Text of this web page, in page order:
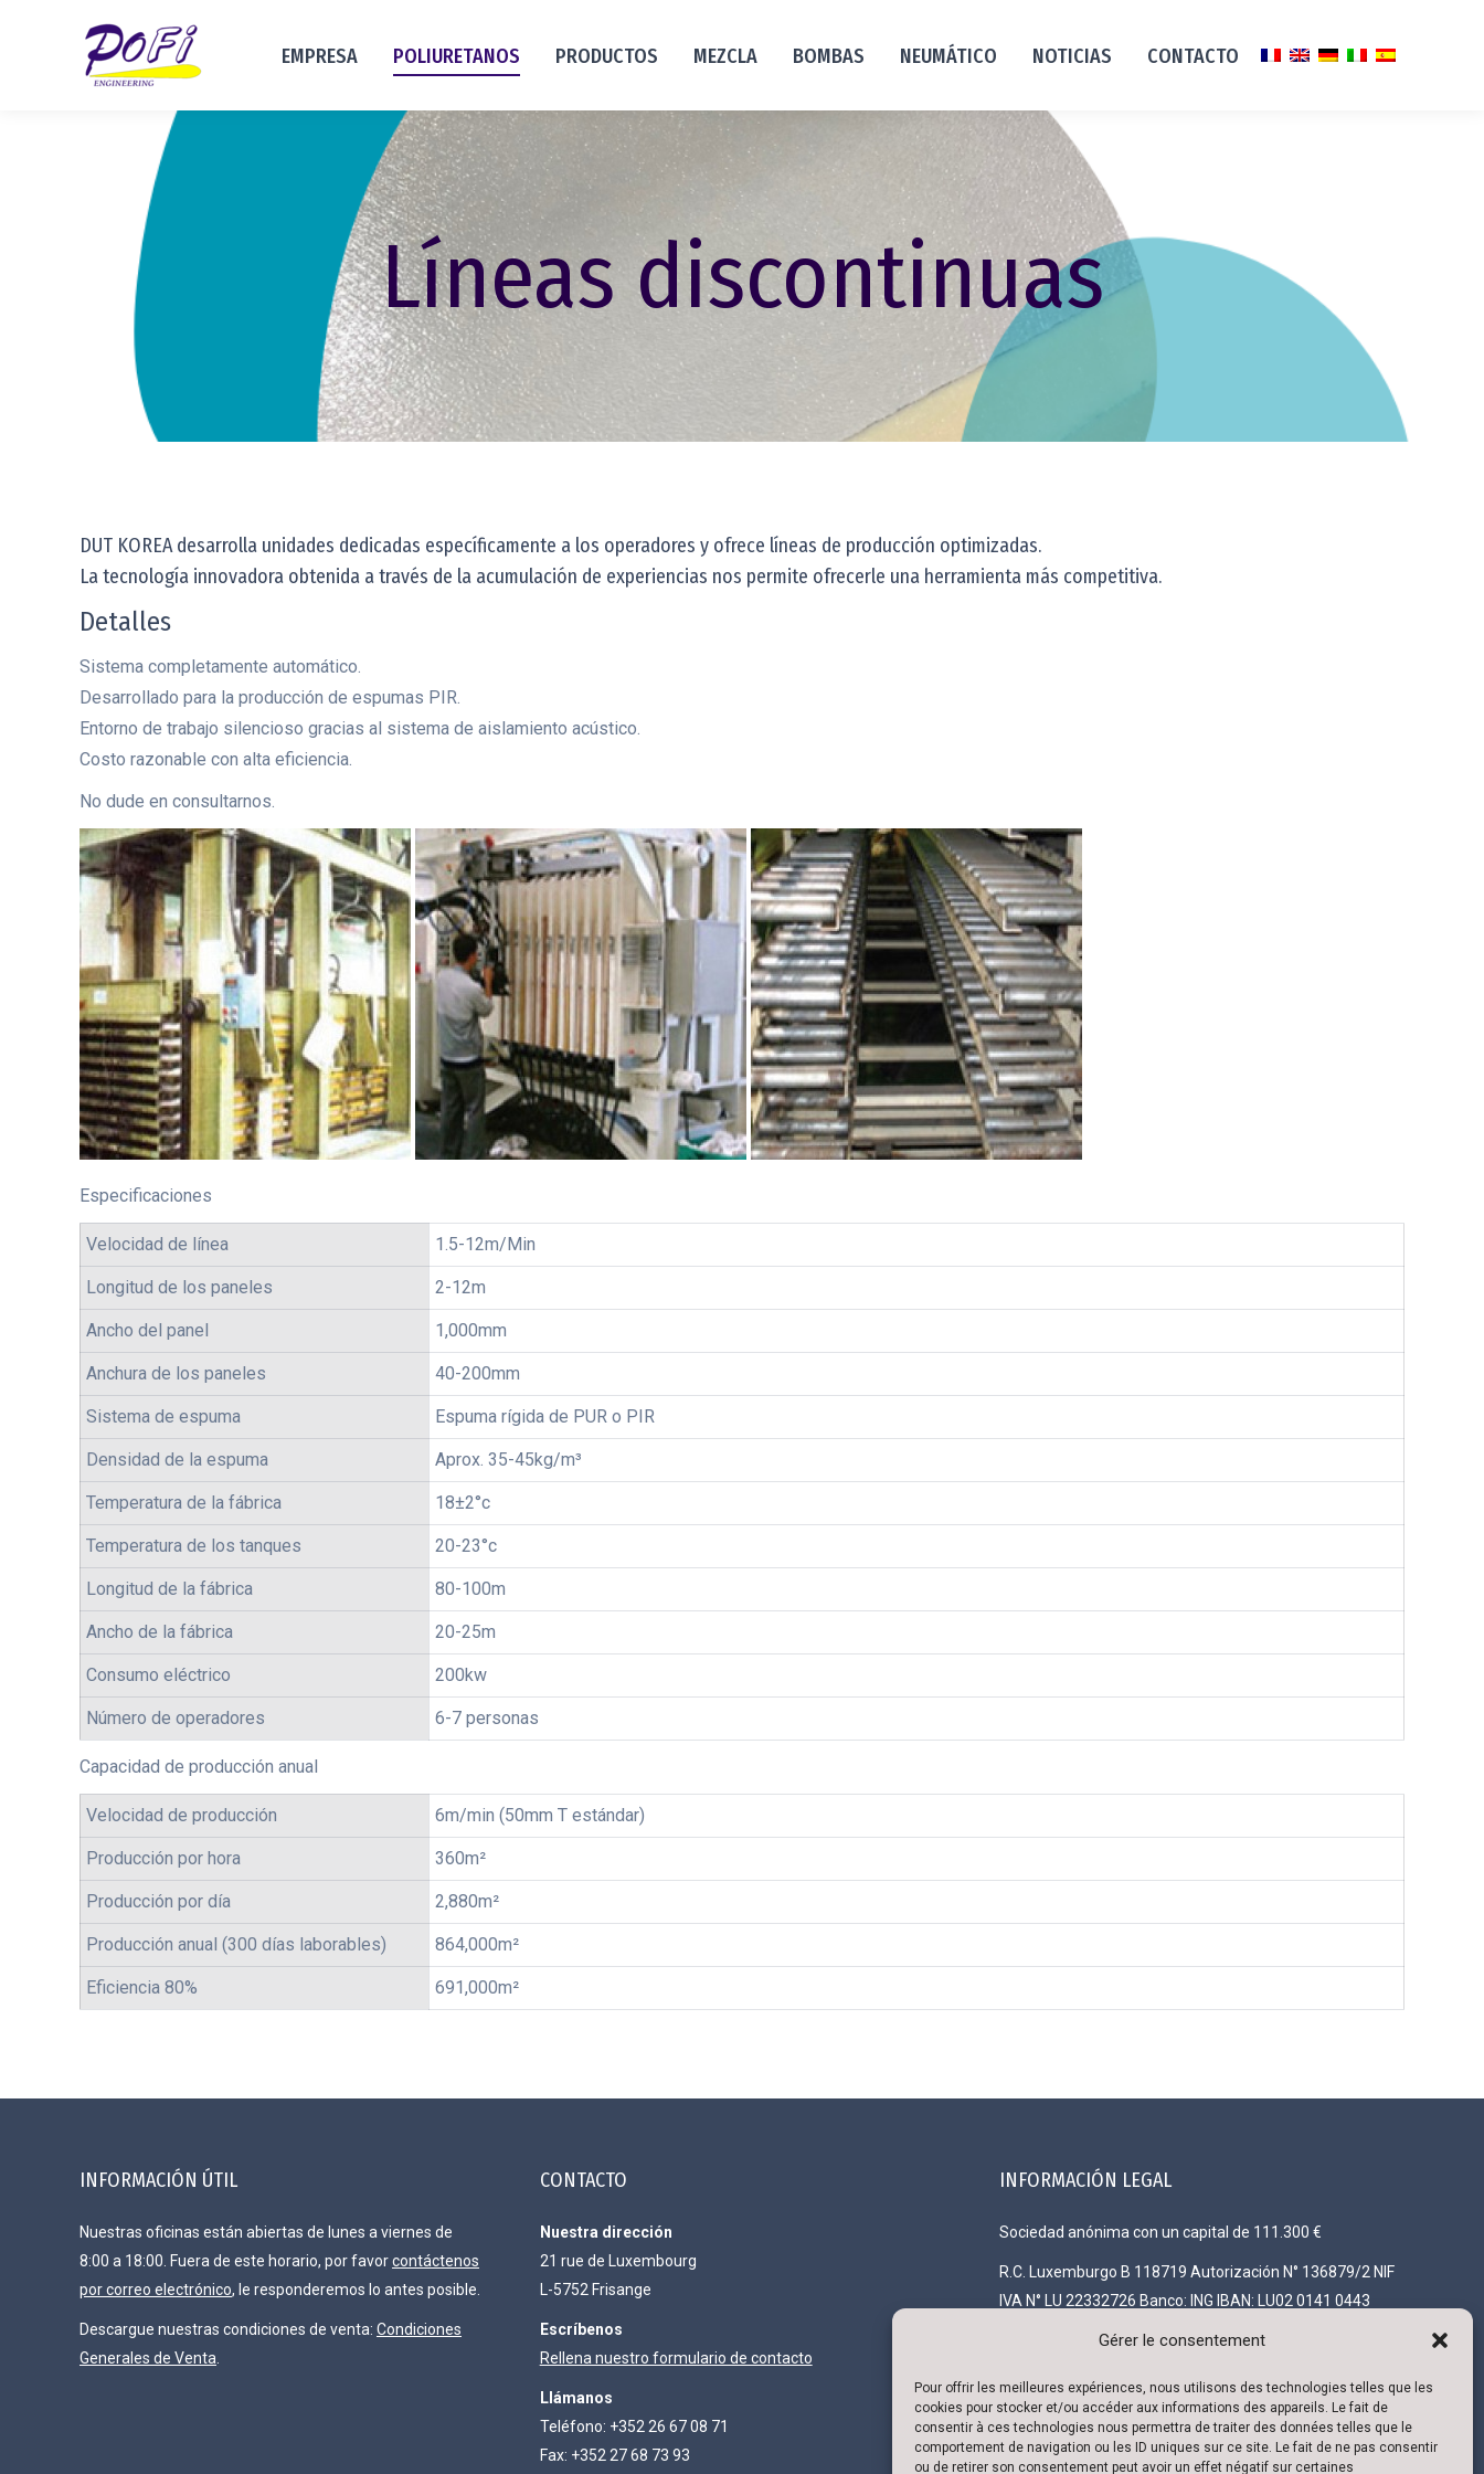
Gérer le consentement
Pour offrir les meilleures expériences, nous utilisons des technologies telles que les
cookies pour stocker et/ou accéder aux informations des appareils. Le fait de
consentir à ces technologies nous permettra de traiter des données telles que le
comportement de navigation ou les ID uniques sur ce site. Le fait de ne pas consentir
ou de retirer son consentement peut avoir un effet négatif sur certaines
EMPRESA POLIURETANOS PRODUCTOS MEZCLA BOMBAS NEUMÁTICO NOTICIAS CONTACTO
Líneas discontinuas
DUT KOREA desarrolla unidades dedicadas específicamente a los operadores y ofrece líneas de producción optimizadas.
La tecnología innovadora obtenida a través de la acumulación de experiencias nos permite ofrecerle una herramienta más competitiva.
Detalles
Sistema completamente automático.
Desarrollado para la producción de espumas PIR.
Entorno de trabajo silencioso gracias al sistema de aislamiento acústico.
Costo razonable con alta eficiencia.
No dude en consultarnos.
Especificaciones
Velocidad de línea 1.5-12m/Min
Longitud de los paneles 2-12m
Ancho del panel 1,000mm
Anchura de los paneles 40-200mm
Sistema de espuma Espuma rígida de PUR o PIR
Densidad de la espuma Aprox. 35-45kg/m³
Temperatura de la fábrica 18±2°c
Temperatura de los tanques 20-23°c
Longitud de la fábrica 80-100m
Ancho de la fábrica 20-25m
Consumo eléctrico 200kw
Número de operadores 6-7 personas
Capacidad de producción anual
Velocidad de producción 6m/min (50mm T estándar)
Producción por hora 360m²
Producción por día 2,880m²
Producción anual (300 días laborables) 864,000m²
Eficiencia 80% 691,000m²
INFORMACIÓN ÚTIL
Nuestras oficinas están abiertas de lunes a viernes de
8:00 a 18:00. Fuera de este horario, por favorcontáctenos
por correo electrónico, le responderemos lo antes posible.
Descargue nuestras condiciones de venta: Condiciones
Generales de Venta
CONTACTO
Nuestra dirección
21 rue de Luxembourg
L-5752 Frisange
Escríbenos
Rellena nuestro formulario de contacto
Llámanos
Teléfono: +352 26 67 08 71
Fax: +352 27 68 73 93
INFORMACIÓN LEGAL
Sociedad anónima con un capital de 111.300 €
R.C. Luxemburgo B 118719 Autorización N° 136879/2 NIF
IVA N° LU 22332726 Banco: ING IBAN: LU02 0141 0443